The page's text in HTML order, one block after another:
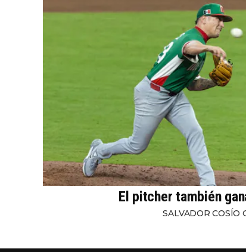
El pitcher también
SALVADOR COSÍO